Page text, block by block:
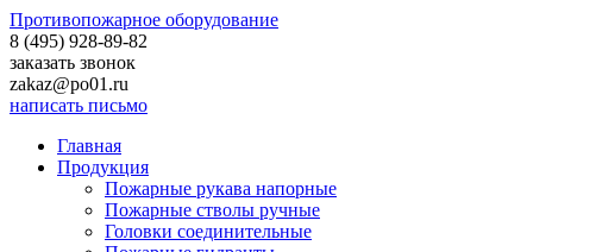
Противопожарное оборудование
8 (495) 928-89-82
заказать звонок
zakaz@po01.ru
написать письмо
Главная
Продукция
Пожарные рукава напорные
Пожарные стволы ручные
Головки соединительные